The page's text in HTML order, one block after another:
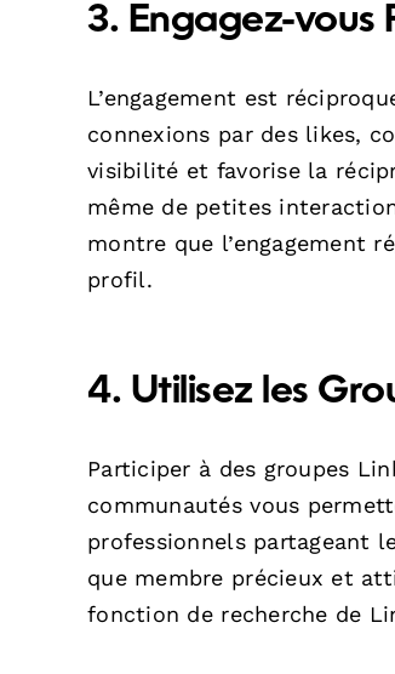
3. Engagez-
L’engagement est
connexions par des likes,
visibilité et favorise la
même de petites
montre que l’engagement
profil.
4. Utilisez les
Participer à des groupes
communautés vous
professionnels partageant
que membre précieux et
fonction de recherche de